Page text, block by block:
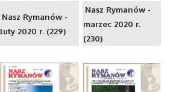
Nasz Rymanów -
luty 2020 r. (229)
Nasz Rymanów -
marzec 2020 r.
(230)